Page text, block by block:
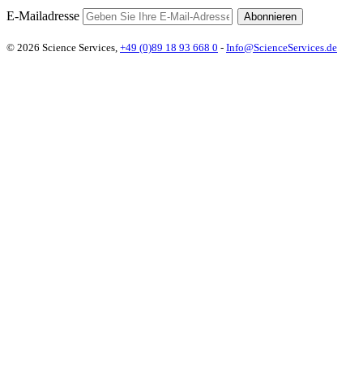
E-Mailadresse Abonnieren
© 2026 Science Services, +49 (0)89 18 93 668 0 - Info@ScienceServices.de